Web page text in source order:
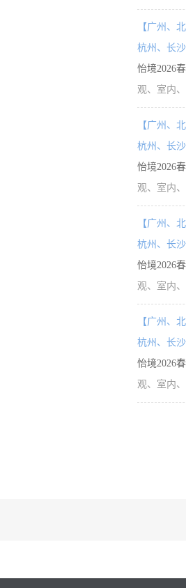
【广州、
杭州、长沙
怡境2026
观、室内
【广州、
杭州、长沙
怡境2026
观、室内
【广州、
杭州、长沙
怡境2026
观、室内
【广州、
杭州、长沙
怡境2026
观、室内